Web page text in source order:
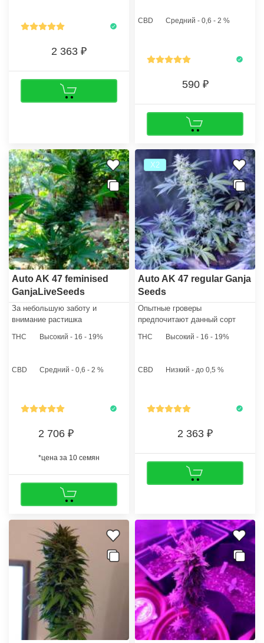
2 363
коммерческого выращивания.
CBD Средний - 0,6 - 2 %
590
Auto AK 47 feminised
GanjaLiveSeeds
За небольшую заботу и
внимание растишка
и хорошим урожаем. В график
периодическую подкормку
THC Высокий - 16 - 19%
CBD Средний - 0,6 - 2 %
2 706
*цена за 10 семян
Х2
Auto AK 47 regular Ganja
Seeds
Опытные гроверы
предпочитают данный сорт
купить семена марихуаны Auto
расслабляющие свойства.
THC Высокий - 16 - 19%
CBD Низкий - до 0,5 %
2 363